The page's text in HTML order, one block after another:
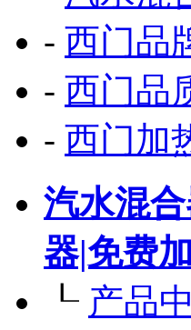
- 西门品
- 西门品
- 西门加
汽水混
器|免费
┖ 产品